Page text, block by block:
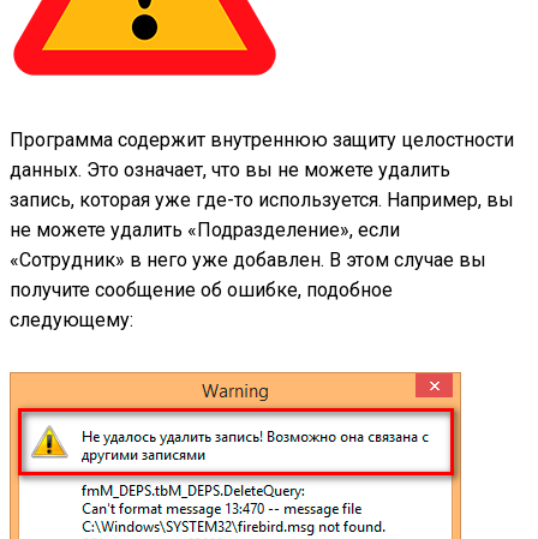
Программа содержит внутреннюю защиту целостности
данных. Это означает, что вы не можете удалить
запись, которая уже где-то используется. Например, вы
не можете удалить «Подразделение», если
«Сотрудник» в него уже добавлен. В этом случае вы
получите сообщение об ошибке, подобное
следующему: